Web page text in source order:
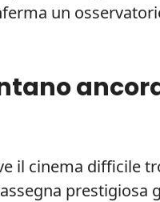
un
il cinema difficile
prestigiosa